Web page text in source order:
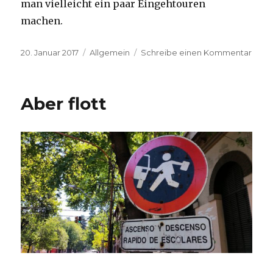
man vielleicht ein paar Eingehtouren
machen.
Veröffentlicht
20. Januar 2017 Kategorien
Allgemein Schreibe einen Kommentarzu
Aber flott